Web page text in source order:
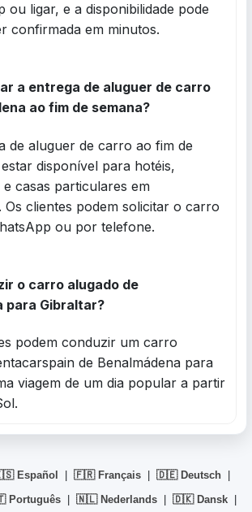
ou ligar, e a disponibilidade pode
confirmada em minutos.
a entrega de aluguer de carro
ao fim de semana?
de aluguer de carro ao fim de
disponível para hotéis,
casas particulares em
Os clientes podem solicitar o carro
ou por telefone.
o carro alugado de
para Gibraltar?
podem conduzir um carro
de Benalmádena para
viagem de um dia popular a partir
Español 🇫🇷 Français 🇩🇪 Deutsch
Português 🇳🇱 Nederlands 🇩🇰 Dansk